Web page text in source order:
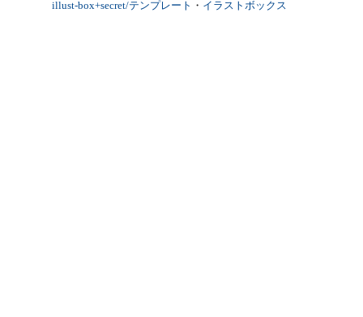
illust-box+secret/テンプレート ・ イラストボックス